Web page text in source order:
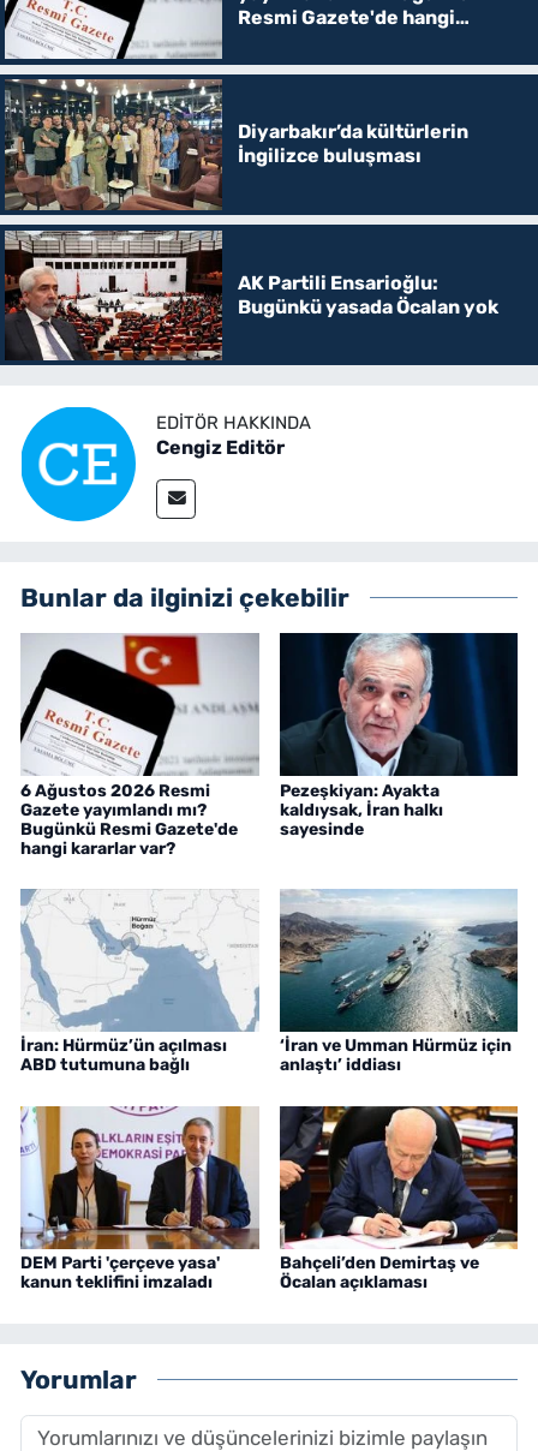
Resmi Gazete'de hangi
Diyarbakır’da kültürlerin
İngilizce buluşması
AK Partili Ensarioğlu:
Bugünkü yasada Öcalan yok
EDITÖR HAKKINDA
Cengiz Editör
Bunlar da ilginizi çekebilir
6 Ağustos 2026 Resmi
Gazete yayımlandı mı?
Bugünkü Resmi Gazete'de
hangi kararlar var?
Pezeşkiyan: Ayakta
kaldıysak, İran halkı
sayesinde
İran: Hürmüz’ün açılması
ABD tutumuna bağlı
‘İran ve Umman Hürmüz için
anlaştı’ iddiası
DEM Parti 'çerçeve yasa'
kanun teklifini imzaladı
Bahçeli’den Demirtaş ve
Öcalan açıklaması
Yorumlar